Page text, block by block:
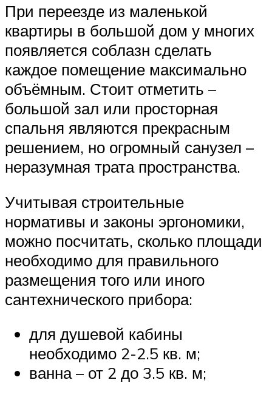
При переезде из маленькой
квартиры в большой дом у многих
появляется соблазн сделать
каждое помещение максимально
объёмным. Стоит отметить –
большой зал или просторная
спальня являются прекрасным
решением, но огромный санузел –
неразумная трата пространства.
Учитывая строительные
нормативы и законы эргономики,
можно посчитать, сколько площади
необходимо для правильного
размещения того или иного
сантехнического прибора:
для душевой кабины
необходимо 2-2.5 кв. м;
ванна – от 2 до 3.5 кв. м;